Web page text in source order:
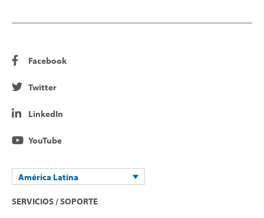
Facebook
Twitter
LinkedIn
YouTube
América Latina
SERVICIOS / SOPORTE